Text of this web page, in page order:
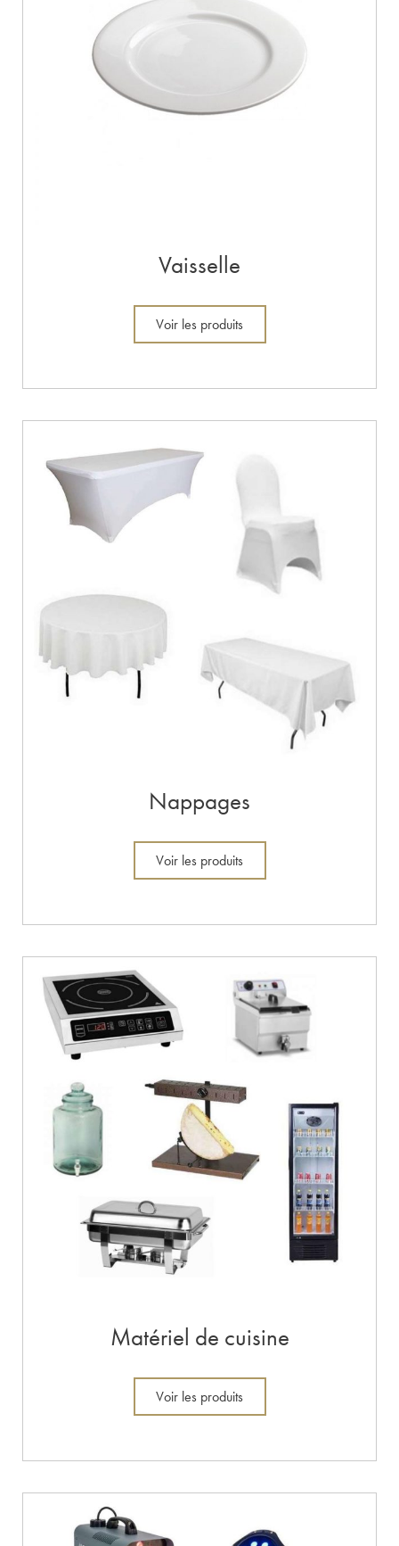
Vaisselle
Voir les produits
Nappages
Voir les produits
Matériel de cuisine
Voir les produits